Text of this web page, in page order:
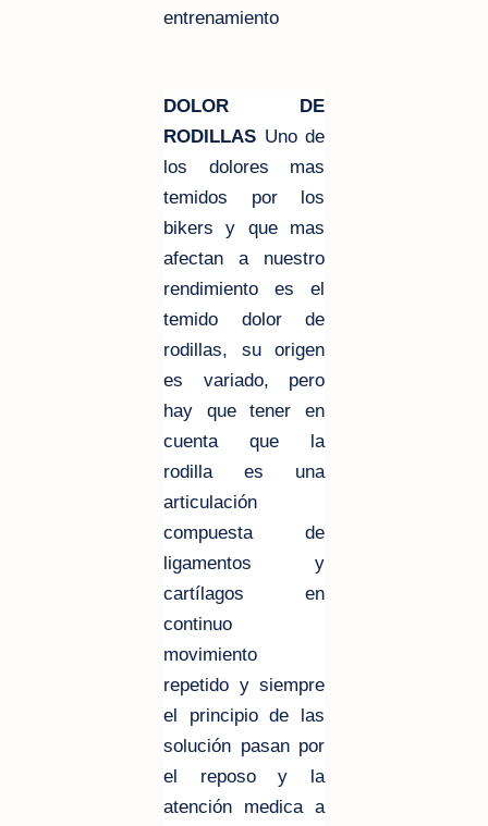
entrenamiento
DOLOR DE
RODILLAS Uno de
los dolores mas
temidos por los
bikers y que mas
afectan a nuestro
rendimiento es el
temido dolor de
rodillas, su origen
es variado, pero
hay que tener en
cuenta que la
rodilla es una
articulación
compuesta de
ligamentos y
cartílagos en
continuo
movimiento
repetido y siempre
el principio de las
solución pasan por
el reposo y la
atención medica a